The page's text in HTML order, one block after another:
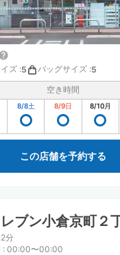
ズ :5 バッグサイズ :5
空き時間
8/8土 8/9日 8/10月
この店舗を予約する
ブン小倉京町２
分
: 00:00〜00:00